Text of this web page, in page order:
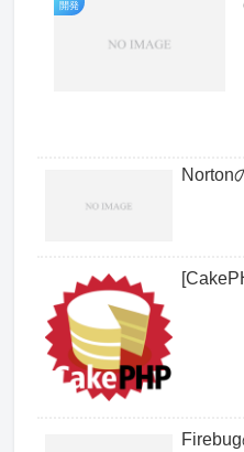
開発
Norton